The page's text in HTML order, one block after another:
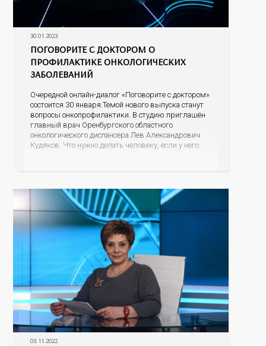
30.01.2023
ПОГОВОРИТЕ С ДОКТОРОМ О
ПРОФИЛАКТИКЕ ОНКОЛОГИЧЕСКИХ
ЗАБОЛЕВАНИЙ
Очередной онлайн-диалог «Поговорите с доктором»
состоится 30 января.Темой нового выпуска станут
вопросы онкопрофилактики. В студию приглашён
главный врач Оренбургского областного
онкологического диспансера Лев Александрович
Кудяков. Что нужно делать человеку, если у него
возникновения
03.11.2022